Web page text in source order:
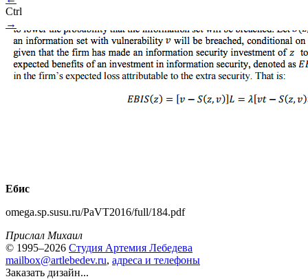
Ctrl
→
Ебис
omega.sp.susu.ru/PaVT2016/full/184.pdf
Прислал Михаил
© 1995–2026 Студия Артемия Лебедева
mailbox@artlebedev.ru, адреса и телефоны
Заказать дизайн...